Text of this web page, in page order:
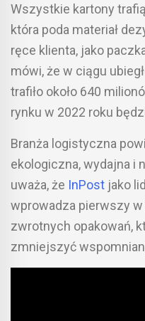
Wszystkie kartony
która poda materiał
ręce klienta, jako
mówi, że w ciągu
trafiło około 640
rynku w 2022 roku
Branża logistyczna
ekologiczna, wydajna i
uważa, że InPost jako
wprowadza pierwszy
zwrotnych opakowań,
zmniejszyć